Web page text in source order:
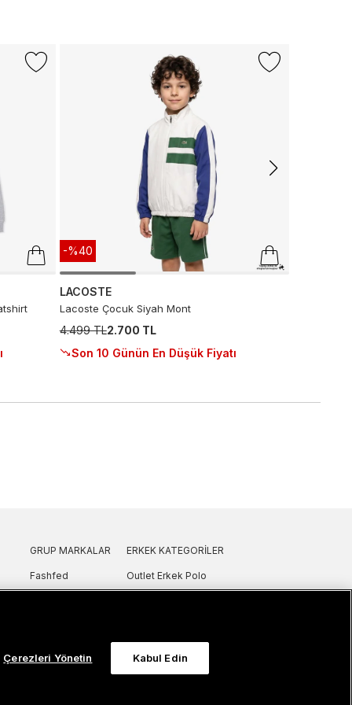
-%40
LACOSTE
Lacoste Çocuk Siyah Mont
4.499 TL2.700 TL
Son 10 Günün En Düşük Fiyatı
GRUP MARKALAR
Fashfed
Lacoste
ERKEK KATEGORILER
Outlet Erkek Polo
Outlet Erkek T-Shirt
Outlet Erkek Yelek
Çerezleri Yönetin Kabul Edin